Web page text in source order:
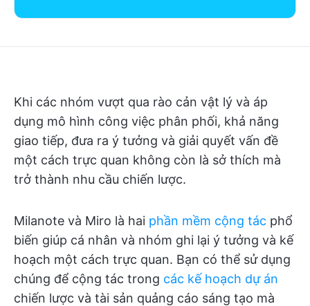
Khi các nhóm vượt qua rào cản vật lý và áp
dụng mô hình công việc phân phối, khả năng
giao tiếp, đưa ra ý tưởng và giải quyết vấn đề
một cách trực quan không còn là sở thích mà
trở thành nhu cầu chiến lược.
Milanote và Miro là hai phần mềm cộng tác phổ
biến giúp cá nhân và nhóm ghi lại ý tưởng và kế
hoạch một cách trực quan. Bạn có thể sử dụng
chúng để cộng tác trong các kế hoạch dự án
chiến lược và tài sản quảng cáo sáng tạo mà